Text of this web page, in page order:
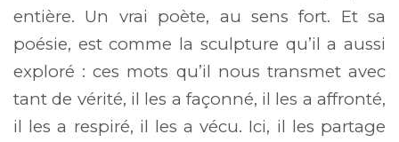
entière. Un vrai poète, au sens fort. Et sa
poésie, est comme la sculpture qu’il a aussi
exploré : ces mots qu’il nous transmet avec
tant de vérité, il les a façonné, il les a affronté,
il les a respiré, il les a vécu. Ici, il les partage